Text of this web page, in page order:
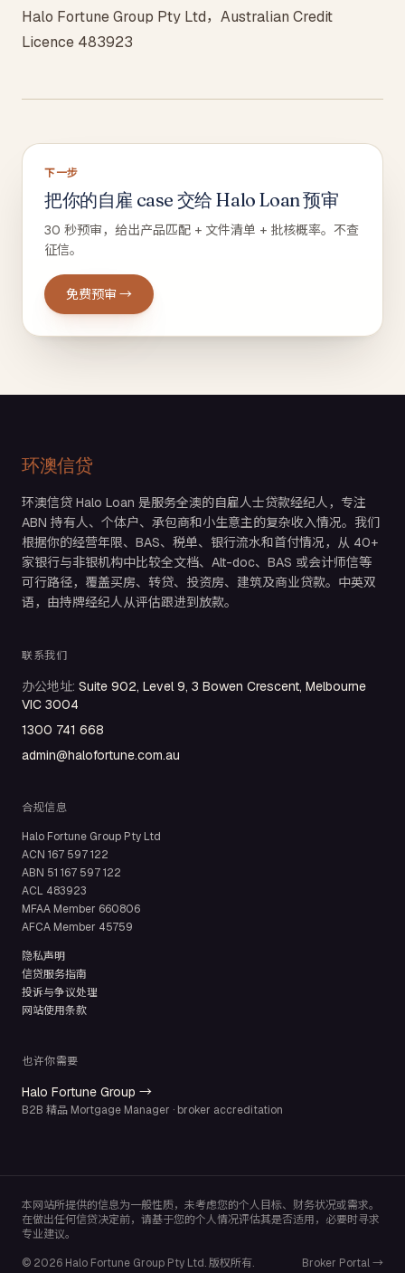
Halo Fortune Group Pty Ltd，Australian Credit
Licence 483923
下一步
把你的自雇 case 交给 Halo Loan 预审
30 秒预审，给出产品匹配 + 文件清单 + 批核概率。不查
征信。
免费预审 →
环澳信贷
环澳信贷 Halo Loan 是服务全澳的自雇人士贷款经纪人，专注
ABN 持有人、个体户、承包商和小生意主的复杂收入情况。我们
根据你的经营年限、BAS、税单、银行流水和首付情况，从 40+
家银行与非银机构中比较全文档、Alt-doc、BAS 或会计师信等
可行路径，覆盖买房、转贷、投资房、建筑及商业贷款。中英双
语，由持牌经纪人从评估跟进到放款。
联系我们
办公地址: Suite 902, Level 9, 3 Bowen Crescent, Melbourne
VIC 3004
1300 741 668
admin@halofortune.com.au
合规信息
Halo Fortune Group Pty Ltd
ACN 167 597 122
ABN 51 167 597 122
ACL 483923
MFAA Member 660806
AFCA Member 45759
隐私声明
信贷服务指南
投诉与争议处理
网站使用条款
也许你需要
Halo Fortune Group →
B2B 精品 Mortgage Manager · broker accreditation
本网站所提供的信息为一般性质，未考虑您的个人目标、财务状况或需求。
在做出任何信贷决定前，请基于您的个人情况评估其是否适用，必要时寻求
专业建议。
© 2026 Halo Fortune Group Pty Ltd. 版权所有.
Broker Portal →